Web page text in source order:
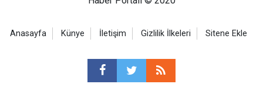
Anasayfa Künye İletişim Gizlilik İlkeleri Sitene Ekle